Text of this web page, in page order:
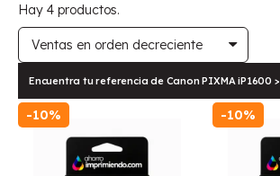
Hay 4 productos.
Encuentra tu referencia de Canon PIXMA iP1600 >
-10% -10%